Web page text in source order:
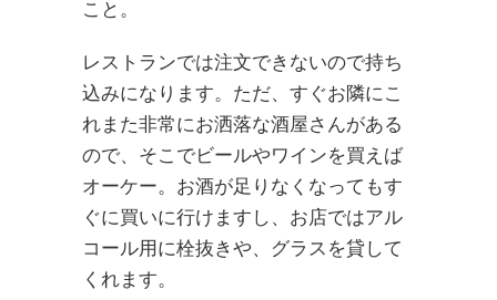
こと。
レストランでは注文できないので持ち
込みになります。ただ、すぐお隣にこ
れまた非常にお洒落な酒屋さんがある
ので、そこでビールやワインを買えば
オーケー。お酒が足りなくなってもす
ぐに買いに行けますし、お店ではアル
コール用に栓抜きや、グラスを貸して
くれます。